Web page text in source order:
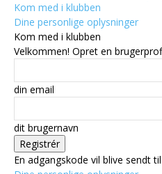
Kom med i klubben
Dine personlige oplysninger
Kom med i klubben
Velkommen! Opret en
din email
dit brugernavn
En adgangskode vil blive sendt